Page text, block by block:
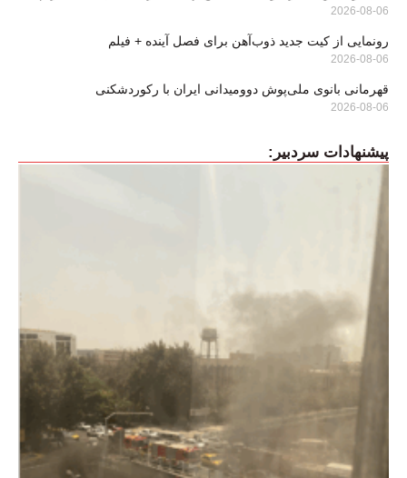
2026-08-06
رونمایی از کیت جدید ذوب‌آهن برای فصل آینده + فیلم
2026-08-06
قهرمانی بانوی ملی‌پوش دوومیدانی ایران با رکوردشکنی
2026-08-06
پیشنهادات سردبیر: